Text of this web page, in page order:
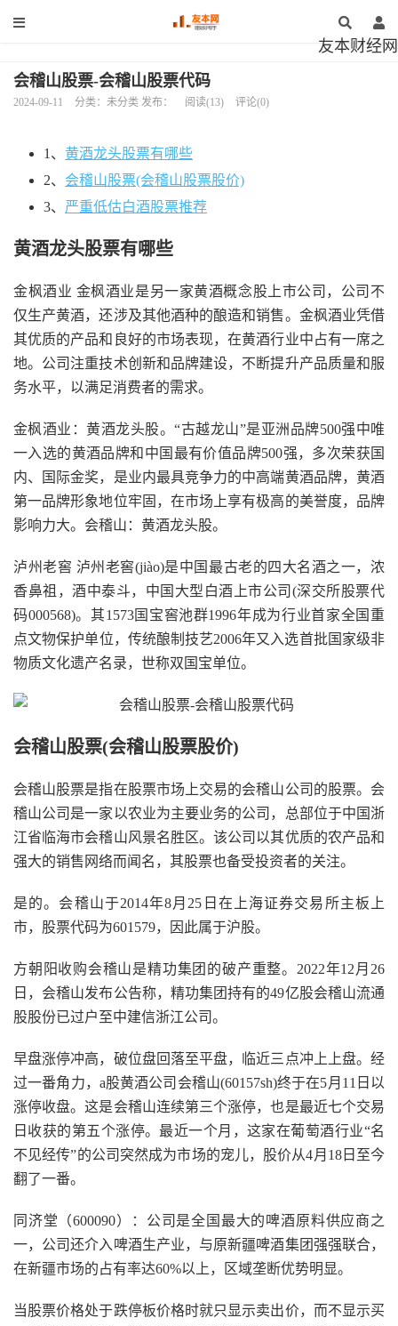
友本财经网
会稽山股票-会稽山股票代码
2024-09-11 分类：未分类 发布： 阅读(13) 评论(0)
1、 黄酒龙头股票有哪些
2、 会稽山股票(会稽山股票股价)
3、 严重低估白酒股票推荐
黄酒龙头股票有哪些
金枫酒业 金枫酒业是另一家黄酒概念股上市公司，公司不
仅生产黄酒，还涉及其他酒种的酿造和销售。金枫酒业凭借
其优质的产品和良好的市场表现，在黄酒行业中占有一席之
地。公司注重技术创新和品牌建设，不断提升产品质量和服
务水平，以满足消费者的需求。
金枫酒业：黄酒龙头股。“古越龙山”是亚洲品牌500强中唯
一入选的黄酒品牌和中国最有价值品牌500强，多次荣获国
内、国际金奖，是业内最具竞争力的中高端黄酒品牌，黄酒
第一品牌形象地位牢固，在市场上享有极高的美誉度，品牌
影响力大。会稽山：黄酒龙头股。
泸州老窖 泸州老窖(jiào)是中国最古老的四大名酒之一，浓
香鼻祖，酒中泰斗，中国大型白酒上市公司(深交所股票代
码000568)。其1573国宝窖池群1996年成为行业首家全国重
点文物保护单位，传统酿制技艺2006年又入选首批国家级非
物质文化遗产名录，世称双国宝单位。
会稽山股票(会稽山股票股价)
会稽山股票是指在股票市场上交易的会稽山公司的股票。会
稽山公司是一家以农业为主要业务的公司，总部位于中国浙
江省临海市会稽山风景名胜区。该公司以其优质的农产品和
强大的销售网络而闻名，其股票也备受投资者的关注。
是的。会稽山于2014年8月25日在上海证券交易所主板上
市，股票代码为601579，因此属于沪股。
方朝阳收购会稽山是精功集团的破产重整。2022年12月26
日，会稽山发布公告称，精功集团持有的49亿股会稽山流通
股股份已过户至中建信浙江公司。
早盘涨停冲高，破位盘回落至平盘，临近三点冲上上盘。经
过一番角力，a股黄酒公司会稽山(60157sh)终于在5月11日以
涨停收盘。这是会稽山连续第三个涨停，也是最近七个交易
日收获的第五个涨停。最近一个月，这家在葡萄酒行业“名
不见经传”的公司突然成为市场的宠儿，股价从4月18日至今
翻了一番。
同济堂（600090）：公司是全国最大的啤酒原料供应商之
一，公司还介入啤酒生产业，与原新疆啤酒集团强强联合，
在新疆市场的占有率达60%以上，区域垄断优势明显。
当股票价格处于跌停板价格时就只显示卖出价，而不显示买